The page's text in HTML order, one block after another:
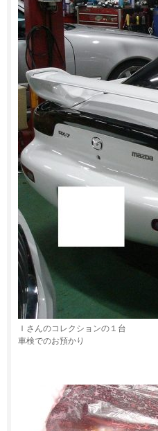
Ｉさんのコレクションの１台
車検でのお預かり